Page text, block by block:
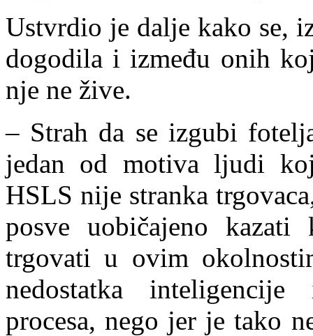
Ustvrdio je dalje kako se,
dogodila i između onih
nje ne žive.
– Strah da se izgubi
jedan od motiva ljudi
HSLS nije stranka
posve uobičajeno
trgovati u ovim
nedostatka
procesa, nego jer je tako